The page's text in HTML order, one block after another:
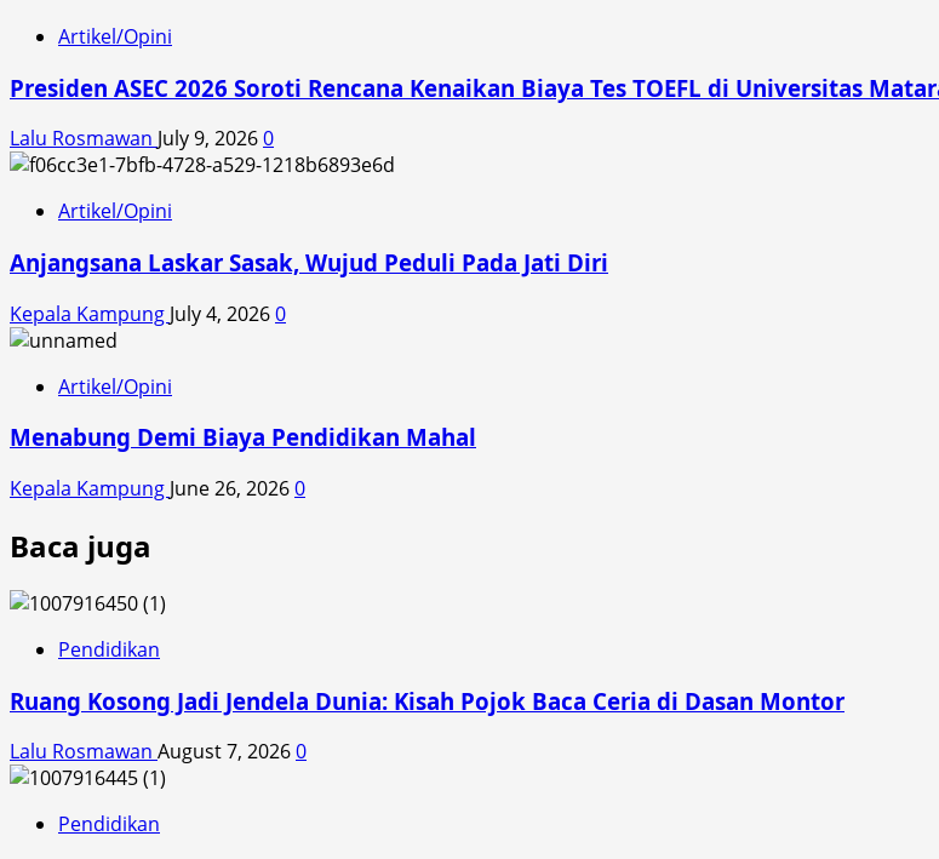
Artikel/Opini
Presiden ASEC 2026 Soroti Rencana Kenaikan Biaya Tes TOEFL di Universitas
Lalu Rosmawan July 9, 20260
Artikel/Opini
Anjangsana Laskar Sasak, Wujud Peduli Pada Jati Diri
Kepala Kampung July 4, 20260
Artikel/Opini
Menabung Demi Biaya Pendidikan Mahal
Kepala Kampung June 26, 20260
Baca juga
Pendidikan
Ruang Kosong Jadi Jendela Dunia: Kisah Pojok Baca Ceria di Dasan Montor
Lalu Rosmawan August 7, 20260
Pendidikan